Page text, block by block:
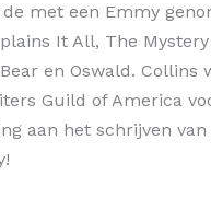
met een Emmy
It All, The
en Oswald. Collins
Guild of America
aan het schrijven